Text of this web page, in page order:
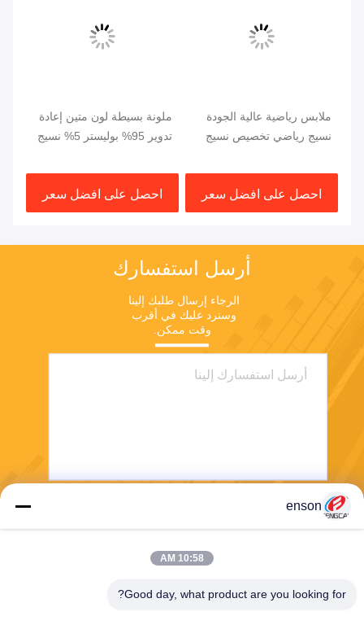
ملابس رياضية عالية الجودة
نسيج رياضي تخصيص نسيج
نسيج سباندكس
احصل على افضل سعر
ملونة بسيطة لون متين إعادة
تدوير 95% بوليستر 5% نسيج
الملابس
احصل على افضل سعر
أرسل استفسارك
وقت ممكن.
enson
10:58 AM
Good day, what product are you looking for?